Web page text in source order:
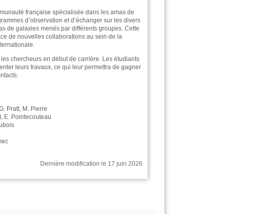
française spécialisée dans les amas de
d’observation et d’échanger sur les divers
de galaxies menés par différents groupes. Cette
de nouvelles collaborations au sein de la
chercheurs en début de carrière. Les étudiants
leurs travaux, ce qui leur permettra de gagner
Pratt, M. Pierre
E. Pointecouteau
Dernière modification le 17 juin 2026